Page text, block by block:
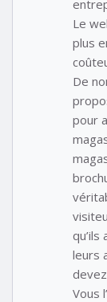
Le
plus
De
pour
leurs
Vous